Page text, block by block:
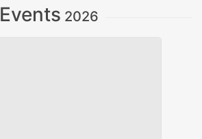
Events 2026